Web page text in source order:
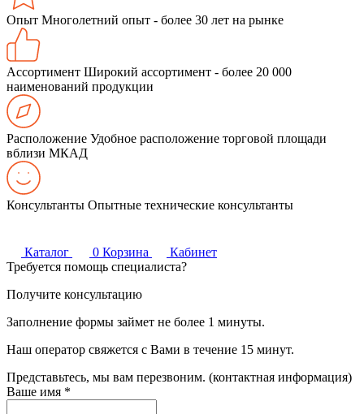
Опыт Многолетний опыт - более 30 лет на рынке
Ассортимент Широкий ассортимент - более 20 000
наименований продукции
Расположение Удобное расположение торговой площади
вблизи МКАД
Консультанты Опытные технические консультанты
Каталог 0 Корзина
Кабинет
Требуется помощь специалиста?
Получите консультацию
Заполнение формы займет не более 1 минуты.
Наш оператор свяжется с Вами в течение 15 минут.
Представьтесь, мы вам перезвоним. (контактная информация)
Ваше имя *